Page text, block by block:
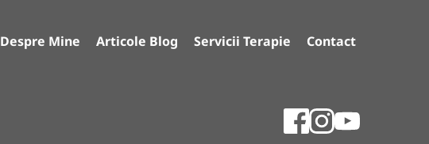
Despre Mine Articole Blog Servicii Terapie Contact